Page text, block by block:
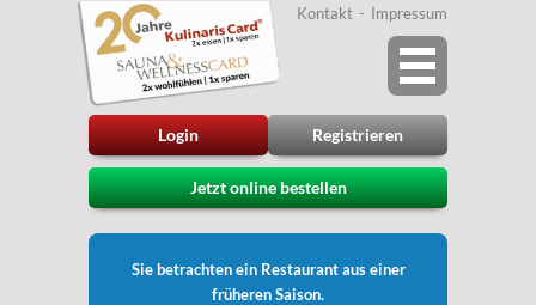
Login Registrieren
Kontakt Impressum
Jetzt online bestellen
Sie betrachten ein Restaurant aus einer
früheren Saison.